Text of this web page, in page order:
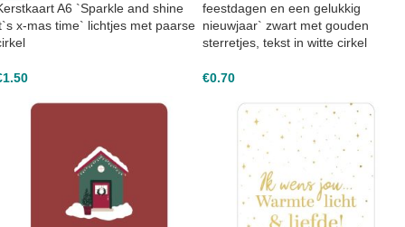
feestdagen en een gelukkig
nieuwjaar` zwart met gouden
sterretjes, tekst in witte cirkel
€0.70
A6 `Sparkle and shine
x-mas time` lichtjes met paarse
1.50